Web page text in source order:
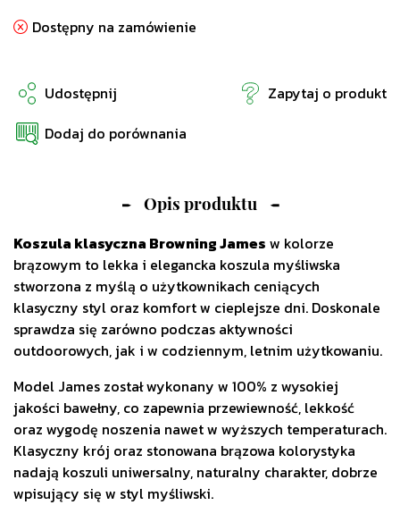
Dostępny na zamówienie
Udostępnij
Zapytaj o produkt
Dodaj do porównania
Opis produktu
Koszula klasyczna Browning James w kolorze
brązowym to lekka i elegancka koszula myśliwska
stworzona z myślą o użytkownikach ceniących
klasyczny styl oraz komfort w cieplejsze dni. Doskonale
sprawdza się zarówno podczas aktywności
outdoorowych, jak i w codziennym, letnim użytkowaniu.
Model James został wykonany w 100% z wysokiej
jakości bawełny, co zapewnia przewiewność, lekkość
oraz wygodę noszenia nawet w wyższych temperaturach.
Klasyczny krój oraz stonowana brązowa kolorystyka
nadają koszuli uniwersalny, naturalny charakter, dobrze
wpisujący się w styl myśliwski.